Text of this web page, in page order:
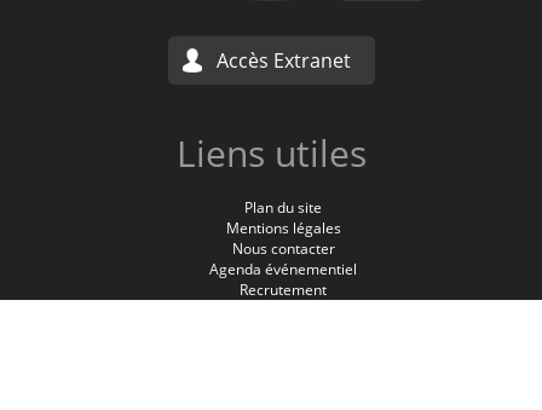
Accès Extranet
Liens utiles
Plan du site
Mentions légales
Nous contacter
Agenda événementiel
Recrutement